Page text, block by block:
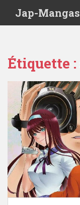
Jap-Mangas
Étiquette :